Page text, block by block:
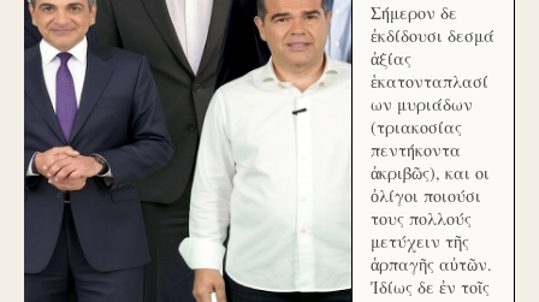
Σήμερον δε
ἐκδίδουσι δεσμά
ἀξίας
ἑκατονταπλασί
ων μυριάδων
(τριακοσίας
πεντήκοντα
ἀκριβῶς), και οι
ὀλίγοι ποιούσι
τους πολλούς
μετύχειν τῆς
ἁρπαγῆς αὐτῶν.
Ἰδίως δε ἐν τοῖς